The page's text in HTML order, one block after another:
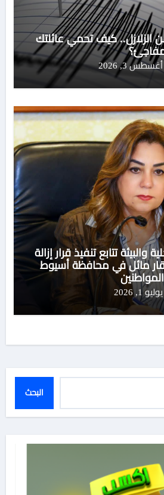
الزلازل.. كيف تحمي عائلتك
مفاجئ؟
أغسطس 3, 2026
والبيئة تتابع تنفيذ قرار إزالة
مائل في محافظة أسيوط
يوليو 1, 2026
البحث